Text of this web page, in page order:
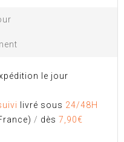
le jour
livré sous 24/48H
/ dès 7,90€